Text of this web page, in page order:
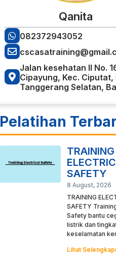
Qanita
082372943052
Jalan kesehatan II No.
Cipayung, Kec. Ciputat,
Tanggerang Selatan,
Pelatihan
TRAINING
SAFETY
8 August, 2026
TRAINING
SAFETY
Safety bantu
listrik dan
keselamatan
Lihat